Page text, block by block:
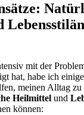
mit der
hat, habe ⁤ich​
meinen Alltag ​zu
Heilmittel und
können: